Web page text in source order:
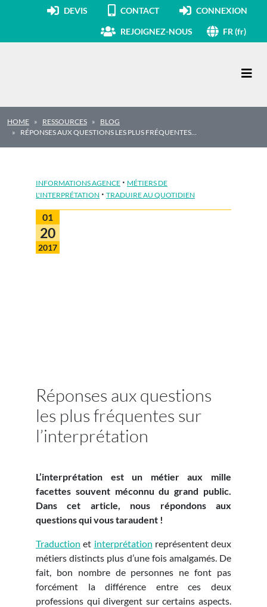
DEVIS CONTACT CONNEXION
REJOIGNEZ-NOUS FR (fr)
HOME RESSOURCES
BLOG
RÉPONSES AUX QUESTIONS LES PLUS FRÉQUENTES…
INFORMATIONS AGENCE · MÉTIERS DE
L'INTERPRÉTATION · TRADUIRE AU QUOTIDIEN
01
20
2017
Réponses aux questions
les plus fréquentes sur
l’interprétation
L’interprétation est un métier aux mille
facettes souvent méconnu du grand public.
Dans cet article, nous répondons aux
questions qui vous taraudent !
Traduction et interprétation représentent deux
métiers distincts plus d’une fois amalgamés. De
fait, bon nombre de personnes ne font pas
forcément la différence entre ces deux
professions qui divergent sur certains aspects.